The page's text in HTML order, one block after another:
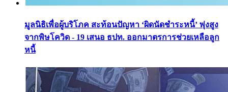
มูลนิธิเพื่อผู้บริโภค สะท้อนปัญหา ‘ผิดนัดชำระหนี้’ พุ่งสูง
จากพิษโควิด - 19 เสนอ ธปท. ออกมาตรการช่วยเหลือลูก
หนี้